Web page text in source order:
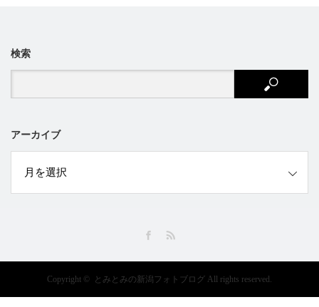
検索
アーカイブ
Copyright © とみとみの新潟フォトブログ All rights reserved.